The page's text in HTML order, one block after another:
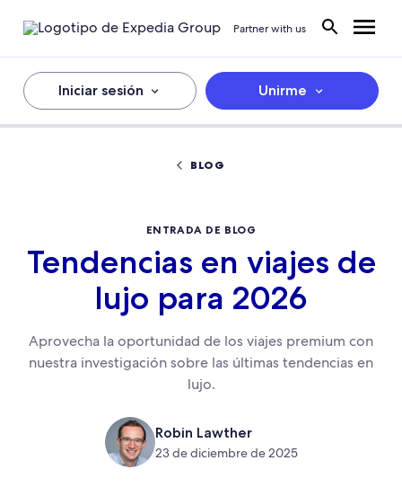
Partner with us
Iniciar sesión Unirme
BLOG
ENTRADA DE BLOG
Tendencias en viajes de
lujo para 2026
Aprovecha la oportunidad de los viajes premium con
nuestra investigación sobre las últimas tendencias en
lujo.
Robin Lawther
23 de diciembre de 2025